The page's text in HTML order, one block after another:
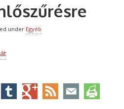
under Egyéb